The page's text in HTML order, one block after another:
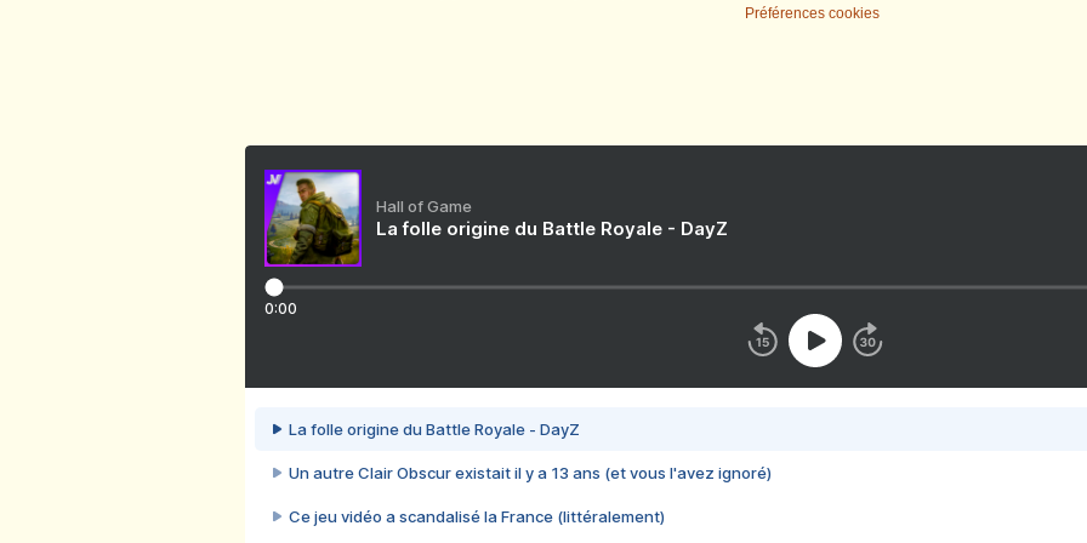
Préférences cookies
Hall of Game
La folle origine du Battle Royale - DayZ
0:00
La folle origine du Battle Royale - DayZ
Un autre Clair Obscur existait il y a 13 ans (et vous l'avez ignoré)
Ce jeu vidéo a scandalisé la France (littéralement)